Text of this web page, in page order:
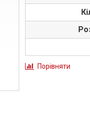
Порівняти